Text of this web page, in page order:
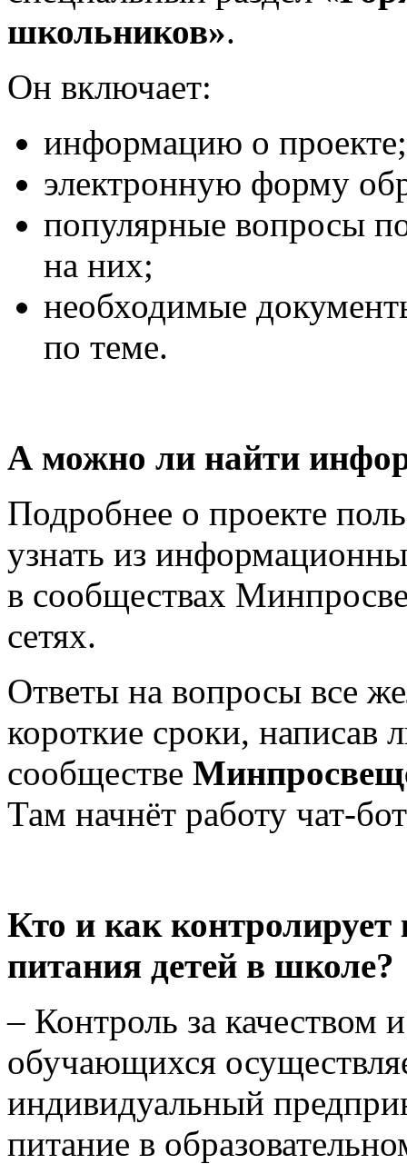
школьников».
Он включает:
информацию о проекте;
электронную форму
популярные вопросы
на них;
необходимые
по теме.
А можно ли найти
Подробнее о проекте
узнать из
в сообществах
сетях.
Ответы на вопросы все
короткие сроки, написав
сообществе
Там начнёт работу чат-
Кто и как контролирует
питания детей в школе?
– Контроль за качеством
обучающихся
индивидуальный
питание в